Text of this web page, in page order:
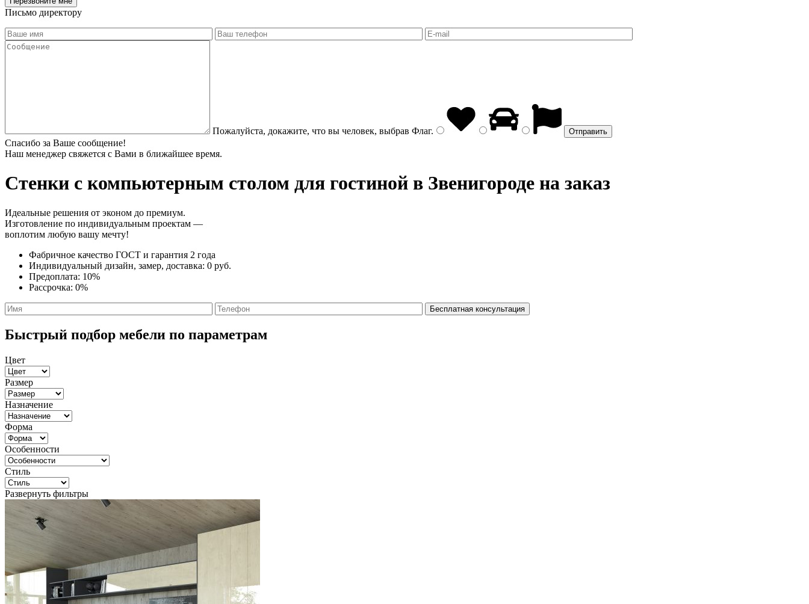
Письмо директору
Пожалуйста, докажите, что вы человек, выбрав Флаг.
Спасибо за Ваше сообщение!
Наш менеджер свяжется с Вами в ближайшее время.
Стенки с компьютерным столом для гостиной в Звенигороде на заказ
Идеальные решения от эконом до премиум.
Изготовление по индивидуальным проектам —
воплотим любую вашу мечту!
Фабричное качество ГОСТ и гарантия 2 года
Индивидуальный дизайн, замер, доставка: 0 руб.
Предоплата: 10%
Рассрочка: 0%
Быстрый подбор мебели по параметрам
Цвет
Размер
Назначение
Форма
Особенности
Стиль
Развернуть фильтры